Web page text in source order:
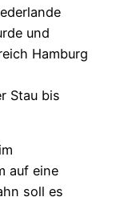
und
Hamburg
Stau bis
auf eine
soll es